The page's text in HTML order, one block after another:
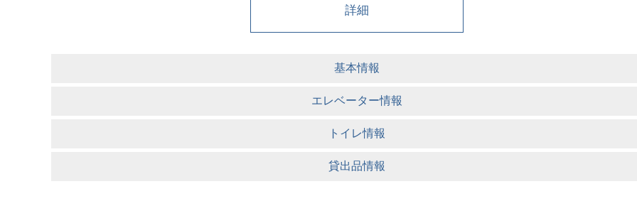
詳細
基本情報
エレベーター情報
トイレ情報
貸出品情報